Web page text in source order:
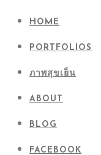
HOME
PORTFOLIOS
ภาพสุขเย็น
ABOUT
BLOG
FACEBOOK